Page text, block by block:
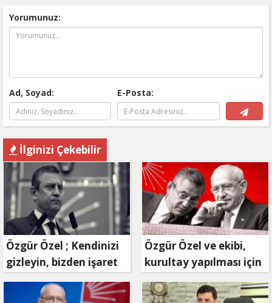
Yorumunuz:
Ad, Soyad: E-Posta:
İlginizi Çekebilir
Özgür Özel ; Kendinizi
gizleyin, bizden işaret
bekleyin
Özgür Özel ve ekibi,
kurultay yapılması için
mahkemeye
başvuruyor